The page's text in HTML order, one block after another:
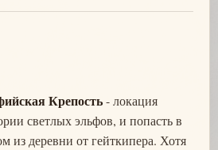
Крепость- локация
светлых эльфов, и попасть в
из деревни от гейткипера. Хотя